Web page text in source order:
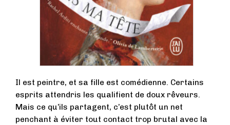
Il est peintre, et sa fille est comédienne. Certains
esprits attendris les qualifient de doux rêveurs.
Mais ce qu’ils partagent, c’est plutôt un net
penchant à éviter tout contact trop brutal avec la